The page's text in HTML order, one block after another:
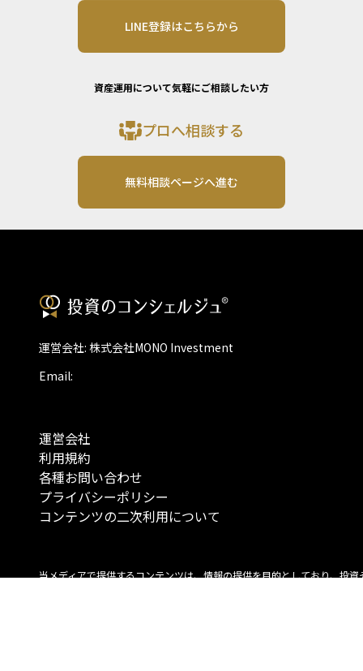
LINE登録はこちらから
資産運用について気軽にご相談したい方
プロへ相談する
無料相談ページへ進む
運営会社: 株式会社MONO Investment
Email:
運営会社
利用規約
各種お問い合わせ
プライバシーポリシー
コンテンツの二次利用について
当メディアで提供するコンテンツは、情報の提供を目的としており、投資